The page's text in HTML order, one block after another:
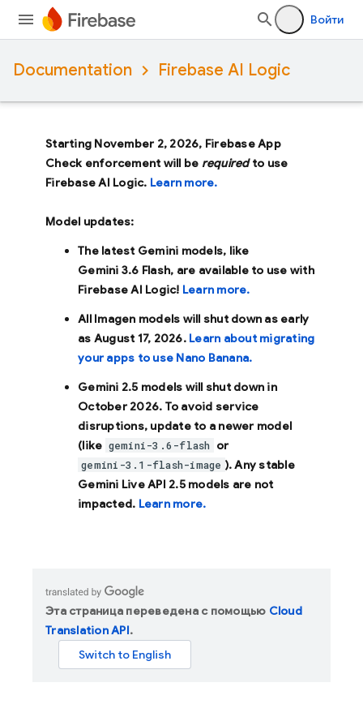
Войти
Documentation Firebase AI Logic
Starting November 2, 2026, Firebase App
Check enforcement will be requiredto use
Firebase AI Logic. Learn more.
Model updates:
The latest Gemini models, like
Gemini 3.6 Flash, are available to use with
Firebase AI Logic! Learn more.
All Imagen models will shut down as early
as August 17, 2026. Learn about migrating
your apps to use Nano Banana.
Gemini 2.5 models will shut down in
October 2026. To avoid service
disruptions, update to a newer model
(like gemini-3.6-flash or
gemini-3.1-flash-image ). Any stable
Gemini Live API 2.5 models are not
impacted. Learn more.
Эта страница переведена с помощью Cloud
Translation API.